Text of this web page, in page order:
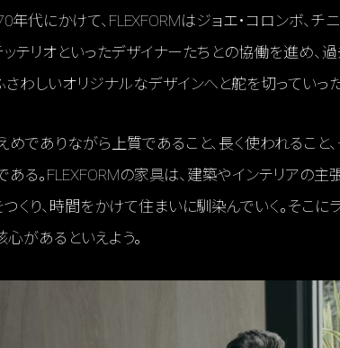
代にかけて、FLEXFORMはジョエ・コロンボ、チニ
チッテリオといったデザイナーたちとの協働を進め、
わしいオリジナルなデザインへと舵を切っていった
でありながら上質であること、長く使われること
る。FLEXFORMの家具は、建築やインテリアの主
くり、時間をかけて住まいに馴染んでいく。そこに
があるといえよう。